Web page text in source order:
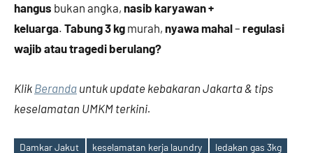
hangus bukan angka, nasib karyawan +
keluarga. Tabung 3 kg murah, nyawa mahal– regulasi
wajib atau tragedi berulang?
Klik Beranda untuk update kebakaran Jakarta & tips
keselamatan UMKM terkini.
Damkar Jakut keselamatan kerja laundry
ledakan gas 3kg